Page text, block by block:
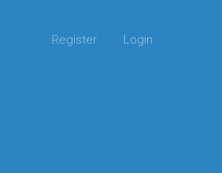
Register Login